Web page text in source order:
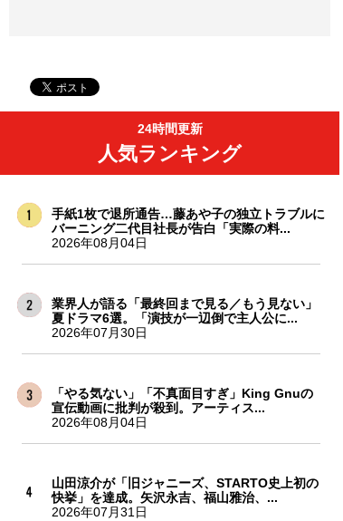
24時間更新
人気ランキング
手紙1枚で退所通告…藤あや子の独立トラブルに
バーニング二代目社長が告白「実際の料...
2026年08月04日
業界人が語る「最終回まで見る／もう見ない」
夏ドラマ6選。「演技が一辺倒で主人公に...
2026年07月30日
「やる気ない」「不真面目すぎ」King Gnuの
宣伝動画に批判が殺到。アーティス...
2026年08月04日
山田涼介が「旧ジャニーズ、STARTO史上初の
快挙」を達成。矢沢永吉、福山雅治、...
2026年07月31日